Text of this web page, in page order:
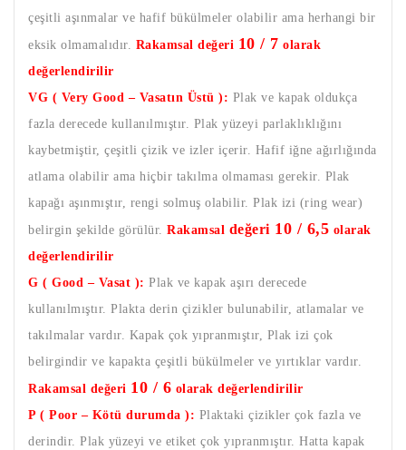
çeşitli aşınmalar ve hafif bükülmeler olabilir ama herhangi bir
eksik olmamalıdır. Rakamsal değeri 10 / 7 olarak
değerlendirilir
VG ( Very Good – Vasatın Üstü ): Plak ve kapak oldukça
fazla derecede kullanılmıştır. Plak yüzeyi parlaklıklığını
kaybetmiştir, çeşitli çizik ve izler içerir. Hafif iğne ağırlığında
atlama olabilir ama hiçbir takılma olmaması gerekir. Plak
kapağı aşınmıştır, rengi solmuş olabilir. Plak izi (ring wear)
belirgin şekilde görülür. Rakamsal değeri10 / 6,5 olarak
değerlendirilir
G ( Good – Vasat ): Plak ve kapak aşırı derecede
kullanılmıştır. Plakta derin çizikler bulunabilir, atlamalar ve
takılmalar vardır. Kapak çok yıpranmıştır, Plak izi çok
belirgindir ve kapakta çeşitli bükülmeler ve yırtıklar vardır.
Rakamsal değeri 10 / 6 olarak değerlendirilir
P ( Poor – Kötü durumda ): Plaktaki çizikler çok fazla ve
derindir. Plak yüzeyi ve etiket çok yıpranmıştır. Hatta kapak